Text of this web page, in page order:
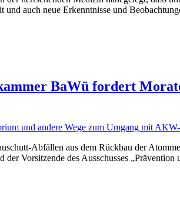
und auch neue Erkenntnisse und
BaWü fordert
Abfällen aus dem Rückbau der
Vorsitzende des Ausschusses